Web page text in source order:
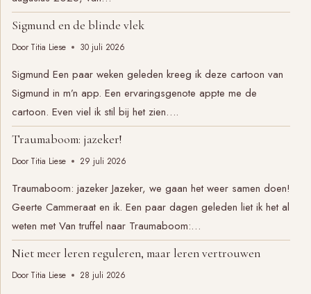
Sigmund en de blinde vlek
Door Titia Liese 30 juli 2026
Sigmund Een paar weken geleden kreeg ik deze cartoon van
Sigmund in m’n app. Een ervaringsgenote appte me de
cartoon. Even viel ik stil bij het zien….
Traumaboom: jazeker!
Door Titia Liese 29 juli 2026
Traumaboom: jazeker Jazeker, we gaan het weer samen doen!
Geerte Cammeraat en ik. Een paar dagen geleden liet ik het al
weten met Van truffel naar Traumaboom:…
Niet meer leren reguleren, maar leren vertrouwen
Door Titia Liese 28 juli 2026